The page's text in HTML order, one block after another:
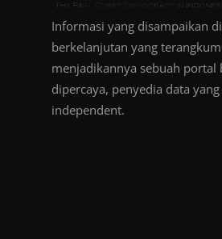
Informasi yang disampaikan
berkelanjutan yang
menjadikannya sebuah portal
dipercaya, penyedia data
independent.